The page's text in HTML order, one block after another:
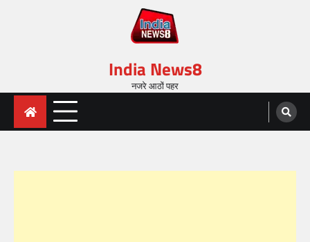
India News8
नजरे आठों पहर